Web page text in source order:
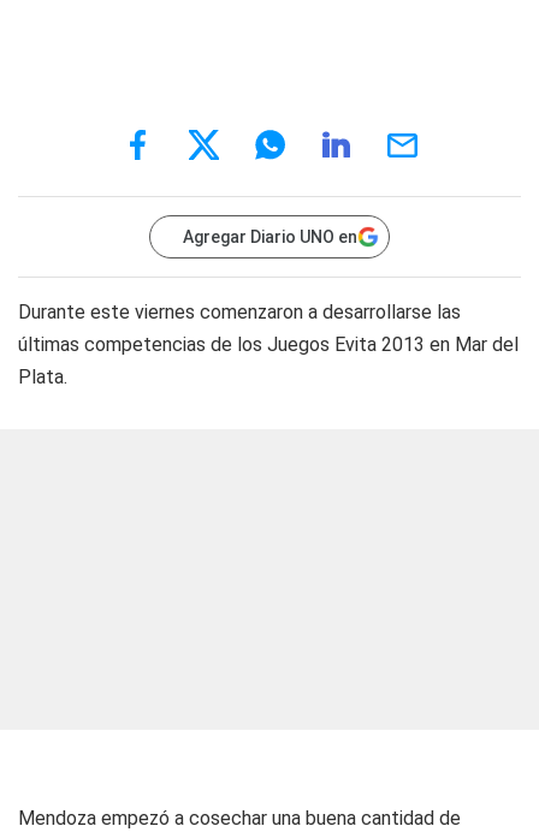
Agregar Diario UNO en
Durante este viernes comenzaron a desarrollarse las
últimas competencias de los Juegos Evita 2013 en Mar del
Plata.
Mendoza empezó a cosechar una buena cantidad de